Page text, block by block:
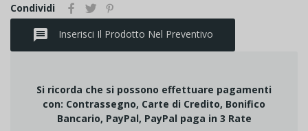
Condividi
message Inserisci Il Prodotto Nel Preventivo
Si ricorda che si possono effettuare pagamenti
con: Contrassegno, Carte di Credito, Bonifico
Bancario, PayPal, PayPal paga in 3 Rate